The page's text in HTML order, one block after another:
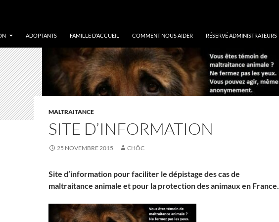
ADOPTANTS FAMILLE D’ACCUEIL COMMENT NOUS AIDER RÉSERVÉ ADMINISTRATEURS
MALTRAITANCE
SITE D’INFORMATION
25 NOVEMBRE 2015 CHÔC
Site d’information pour faciliter le dépistage des cas de
maltraitance animale et pour la protection des animaux en France.